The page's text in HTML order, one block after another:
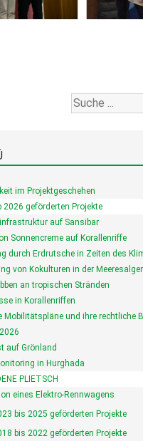
im Projektgeschehen
2026 geförderten Projekte
auf Sansibar
Sonnencreme auf Korallenriffe
durch Erdrutsche in Zeiten des
von Kokulturen in der
an tropischen Stränden
in Korallenriffen
Mobilitätspläne und ihre rechtliche
auf Grönland
in Hurghada
PLIETSCH
eines Elektro-Rennwagens
bis 2025 geförderten Projekte
bis 2022 geförderten Projekte